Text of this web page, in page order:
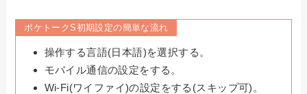
ポケトークS初期設定の簡単な流れ
操作する言語(日本語)を選択する。
モバイル通信の設定をする。
Wi-Fi(ワイファイ)の設定をする(スキップ可)。